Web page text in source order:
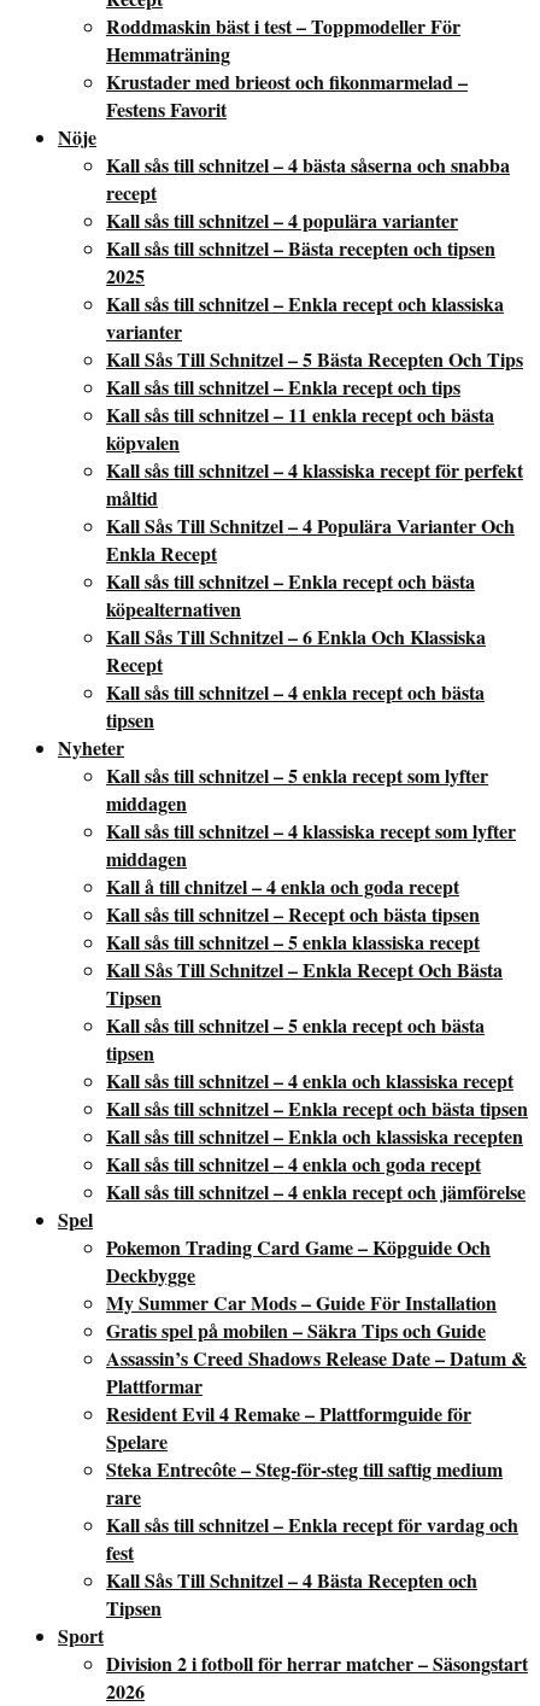
Roddmaskin bäst i test – Toppmodeller För
Hemmaträning
Krustader med brieost och fikonmarmelad –
Festens Favorit
Nöje
Kall sås till schnitzel – 4 bästa såserna och snabba
recept
Kall sås till schnitzel – 4 populära varianter
Kall sås till schnitzel – Bästa recepten och tipsen
2025
Kall sås till schnitzel – Enkla recept och klassiska
varianter
Kall Sås Till Schnitzel – 5 Bästa Recepten Och Tips
Kall sås till schnitzel – Enkla recept och tips
Kall sås till schnitzel – 11 enkla recept och bästa
köpvalen
Kall sås till schnitzel – 4 klassiska recept för perfekt
måltid
Kall Sås Till Schnitzel – 4 Populära Varianter Och
Enkla Recept
Kall sås till schnitzel – Enkla recept och bästa
köpealternativen
Kall Sås Till Schnitzel – 6 Enkla Och Klassiska
Recept
Kall sås till schnitzel – 4 enkla recept och bästa
tipsen
Nyheter
Kall sås till schnitzel – 5 enkla recept som lyfter
middagen
Kall sås till schnitzel – 4 klassiska recept som lyfter
middagen
Kall å till chnitzel – 4 enkla och goda recept
Kall sås till schnitzel – Recept och bästa tipsen
Kall sås till schnitzel – 5 enkla klassiska recept
Kall Sås Till Schnitzel – Enkla Recept Och Bästa
Tipsen
Kall sås till schnitzel – 5 enkla recept och bästa
tipsen
Kall sås till schnitzel – 4 enkla och klassiska recept
Kall sås till schnitzel – Enkla recept och bästa tipsen
Kall sås till schnitzel – Enkla och klassiska recepten
Kall sås till schnitzel – 4 enkla och goda recept
Kall sås till schnitzel – 4 enkla recept och jämförelse
Spel
Pokemon Trading Card Game – Köpguide Och
Deckbygge
My Summer Car Mods – Guide För Installation
Gratis spel på mobilen – Säkra Tips och Guide
Assassin’s Creed Shadows Release Date – Datum &
Plattformar
Resident Evil 4 Remake – Plattformguide för
Spelare
Steka Entrecôte – Steg-för-steg till saftig medium
rare
Kall sås till schnitzel – Enkla recept för vardag och
fest
Kall Sås Till Schnitzel – 4 Bästa Recepten och
Tipsen
Sport
Division 2 i fotboll för herrar matcher – Säsongstart
2026